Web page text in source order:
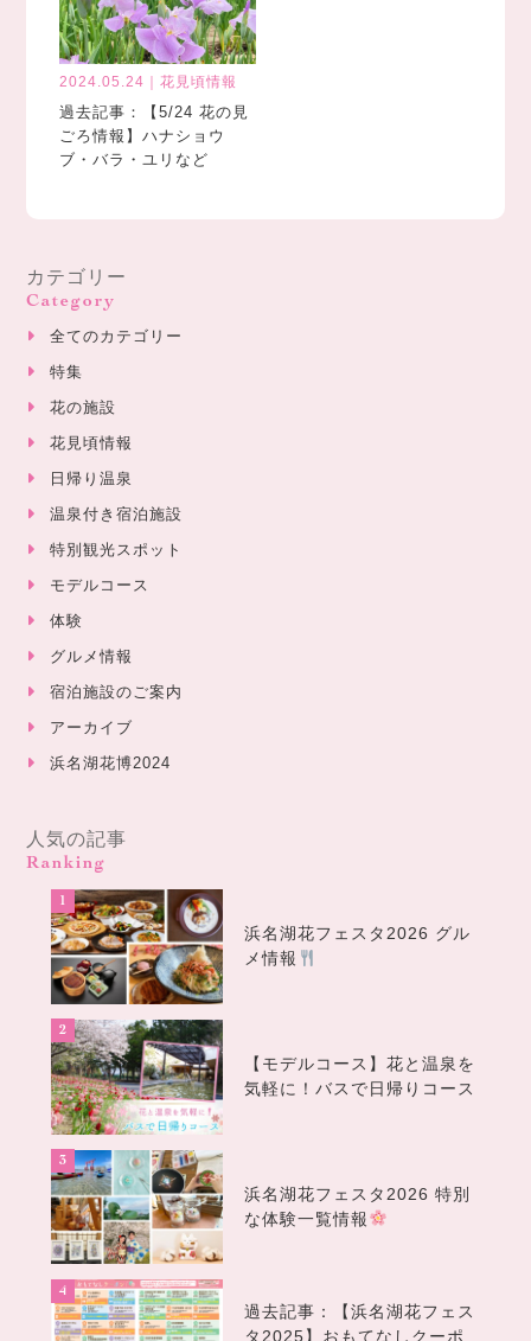
2024.05.24｜花見頃情報
過去記事：【5/24 花の見
ごろ情報】ハナショウ
ブ・バラ・ユリなど
カテゴリー
Category
全てのカテゴリー
特集
花の施設
花見頃情報
日帰り温泉
温泉付き宿泊施設
特別観光スポット
モデルコース
体験
グルメ情報
宿泊施設のご案内
アーカイブ
浜名湖花博2024
人気の記事
Ranking
浜名湖花フェスタ2026 グル
メ情報
【モデルコース】花と温泉を
気軽に！バスで日帰りコース
浜名湖花フェスタ2026 特別
な体験一覧情報
過去記事：【浜名湖花フェス
タ2025】おもてなしクーポ